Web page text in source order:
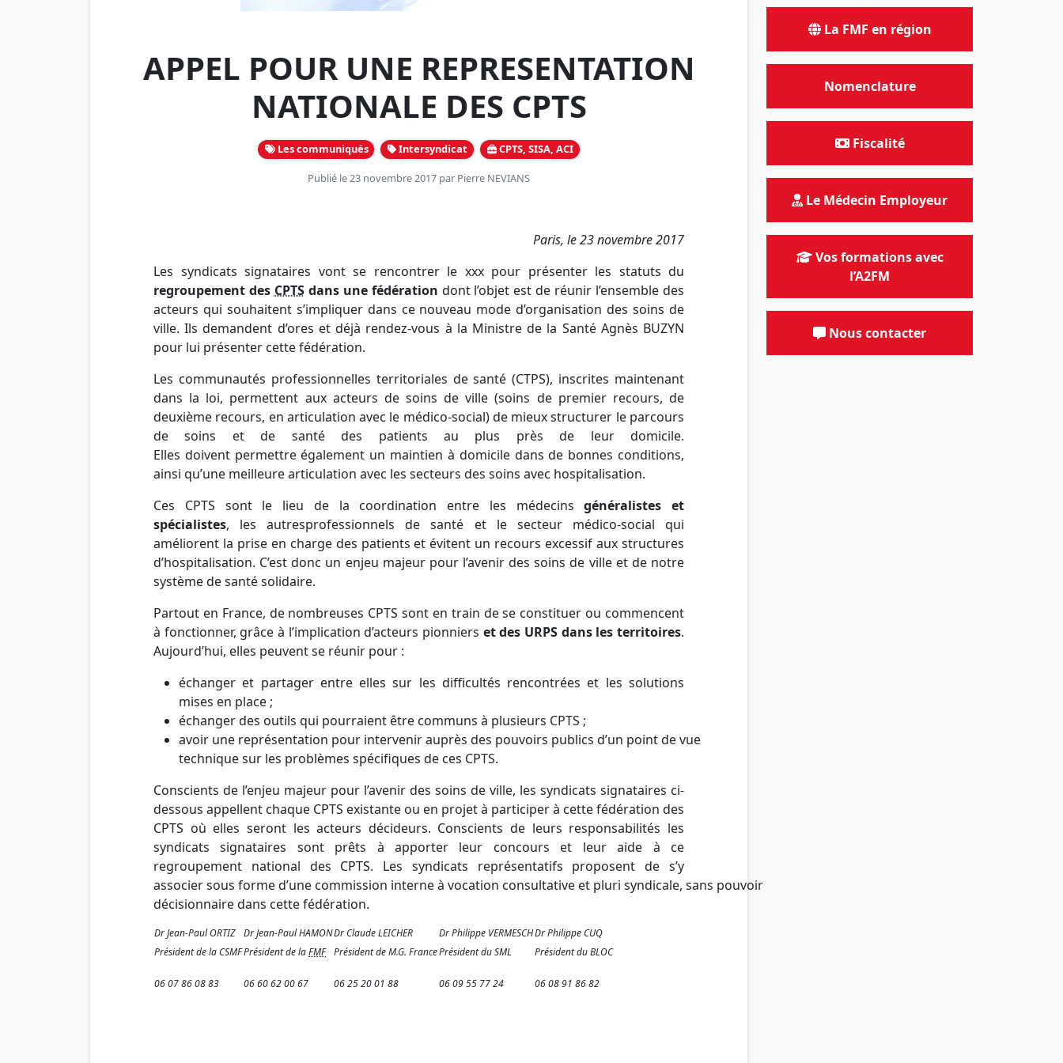
APPEL POUR UNE REPRESENTATION
NATIONALE DES CPTS
Les communiqués Intersyndicat CPTS, SISA, ACI
Publié le 23 novembre 2017 par Pierre NEVIANS
Paris, le 23 novembre 2017
Les syndicats signataires vont se rencontrer le xxx pour présenter les statuts du
regroupement des CPTSdans une fédération dont l’objet est de réunir l’ensemble des
acteurs qui souhaitent s’impliquer dans ce nouveau mode d’organisation des soins de
ville. Ils demandent d’ores et déjà rendez-vous à la Ministre de la Santé Agnès BUZYN
pour lui présenter cette fédération.
Les communautés professionnelles territoriales de santé (CTPS), inscrites maintenant
dans la loi, permettent aux acteurs de soins de ville (soins de premier recours, de
deuxième recours, en articulation avec le médico-social) de mieux structurer le parcours
de soins et de santé des patients au plus près de leur domicile.
Elles doivent permettre également un maintien à domicile dans de bonnes conditions,
ainsi qu’une meilleure articulation avec les secteurs des soins avec hospitalisation.
Ces CPTS sont le lieu de la coordination entre les médecinsgénéralistes et
spécialistes, les autresprofessionnels de santé et le secteur médico-social qui
améliorent la prise en charge des patients et évitent un recours excessif aux structures
d’hospitalisation. C’est donc un enjeu majeur pour l’avenir des soins de ville et de notre
système de santé solidaire.
Partout en France, de nombreuses CPTS sont en train de se constituer ou commencent
à fonctionner, grâce à l’implication d’acteurs pionniers et des URPS dans les territoires.
Aujourd’hui, elles peuvent se réunir pour :
échanger et partager entre elles sur les difficultés rencontrées et les solutions
mises en place ;
échanger des outils qui pourraient être communs à plusieurs CPTS ;
avoir une représentation pour intervenir auprès des pouvoirs publics d’un point de vue
technique sur les problèmes spécifiques de ces CPTS.
Conscients de l’enjeu majeur pour l’avenir des soins de ville, les syndicats signataires ci-
dessous appellent chaque CPTS existante ou en projet à participer à cette fédération des
CPTS où elles seront les acteurs décideurs. Conscients de leurs responsabilités les
syndicats signataires sont prêts à apporter leur concours et leur aide à ce
regroupement national des CPTS. Les syndicats représentatifs proposent de s’y
associer sous forme d’une commission interne à vocation consultative et pluri syndicale, sans pouvoir
décisionnaire dans cette fédération.
Dr Jean-Paul ORTIZ
Président de la CSMF
06 07 86 08 83
Dr Jean-Paul HAMON
Président de laFMF
06 60 62 00 67
Dr Claude LEICHER
Président de M.G. France
06 25 20 01 88
Dr Philippe VERMESCH
Président du SML
06 09 55 77 24
Dr Philippe CUQ
Président du BLOC
06 08 91 86 82
La FMF en région
Nomenclature
Fiscalité
Le Médecin Employeur
Vos formations avec
l’A2FM
Nous contacter